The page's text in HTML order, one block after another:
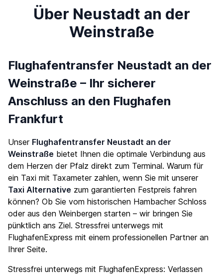
Über Neustadt an der
Weinstraße
Flughafentransfer Neustadt an der
Weinstraße – Ihr sicherer
Anschluss an den Flughafen
Frankfurt
Unser Flughafentransfer Neustadt an der
Weinstraße bietet Ihnen die optimale Verbindung aus
dem Herzen der Pfalz direkt zum Terminal. Warum für
ein Taxi mit Taxameter zahlen, wenn Sie mit unserer
Taxi Alternative zum garantierten Festpreis fahren
können? Ob Sie vom historischen Hambacher Schloss
oder aus den Weinbergen starten – wir bringen Sie
pünktlich ans Ziel. Stressfrei unterwegs mit
FlughafenExpress mit einem professionellen Partner an
Ihrer Seite.
Stressfrei unterwegs mit FlughafenExpress: Verlassen